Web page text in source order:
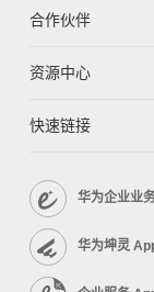
合作伙伴
资源中心
快速链接
华为企业业
华为坤灵